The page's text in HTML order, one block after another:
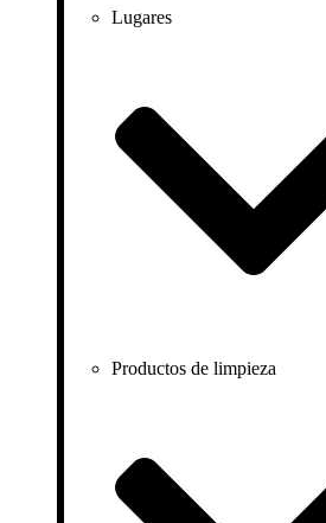
Lugares
Productos de limpieza